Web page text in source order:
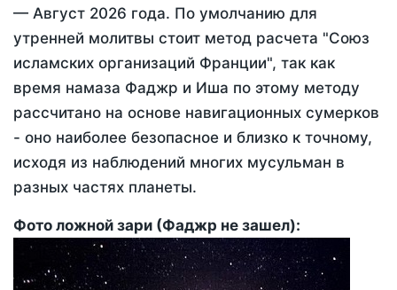
— Август 2026 года. По умолчанию для
утренней молитвы стоит метод расчета "Союз
исламских организаций Франции", так как
время намаза Фаджр и Иша по этому методу
рассчитано на основе навигационных сумерков
- оно наиболее безопасное и близко к точному,
исходя из наблюдений многих мусульман в
разных частях планеты.
Фото ложной зари (Фаджр не зашел):